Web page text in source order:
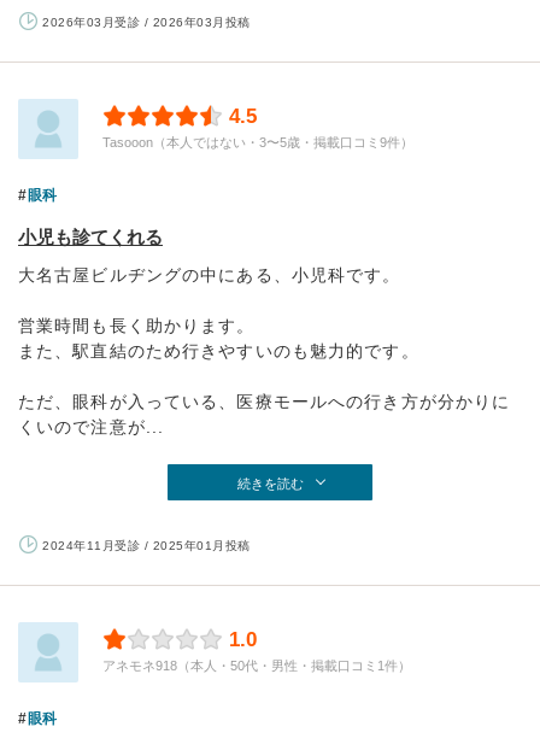
2026年03月受診 / 2026年03月投稿
4.5
Tasooon（本人ではない・3〜5歳・掲載口コミ9件）
眼科
小児も診てくれる
大名古屋ビルヂングの中にある、小児科です。
営業時間も長く助かります。
また、駅直結のため行きやすいのも魅力的です。
ただ、眼科が入っている、医療モールへの行き方が分かりに
くいので注意が...
続きを読む
2024年11月受診 / 2025年01月投稿
1.0
アネモネ918（本人・50代・男性・掲載口コミ1件）
眼科